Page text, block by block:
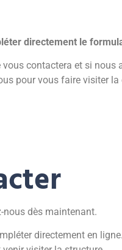
directement le
contactera et si
pour vous faire visiter
nous dès maintenant.
directement en